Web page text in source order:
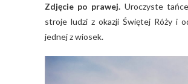
Zdjęcie po prawej. Uroczyste
stroje ludzi z okazji Świętej Róży i
jednej z wiosek.